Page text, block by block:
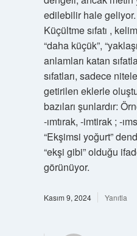
edilebilir hale
Küçültme sıfatı ,
“daha küçük”,
anlamları katan
sıfatları, sadece
getirilen eklerle
bazıları şunlardır:
-ımtırak, -imtirak ; -
“Ekşimsi yoğurt”
“ekşi gibi” olduğu
görünüyor.
Kasım 9, 2024 Yanıtla